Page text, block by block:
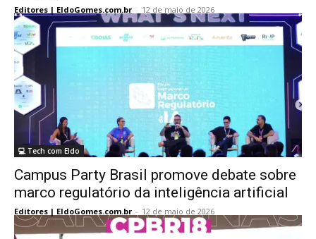
Editores | EldoGomes.com.br - 12 de maio de 2026
💻 Tech com Eldo
Campus Party Brasil promove debate sobre
marco regulatório da inteligência artificial
Editores | EldoGomes.com.br - 12 de maio de 2026